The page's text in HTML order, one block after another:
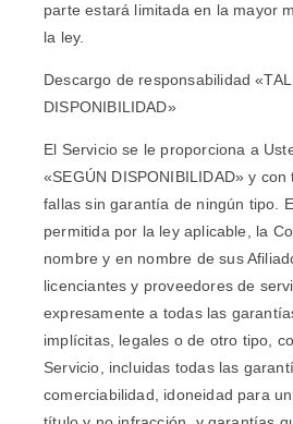
parte estará limitada en la mayor
la ley.
Descargo de responsabilidad
DISPONIBILIDAD»
El Servicio se le proporciona a
«SEGÚN DISPONIBILIDAD» y
fallas sin garantía de ningún tipo.
permitida por la ley aplicable, la
nombre y en nombre de sus
licenciantes y proveedores de
expresamente a todas las
implícitas, legales o de otro tipo,
Servicio, incluidas todas las
comerciabilidad, idoneidad para